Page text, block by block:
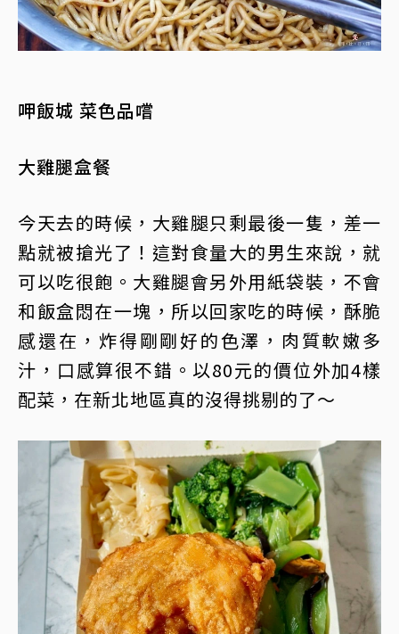
呷飯城 菜色品嚐
大雞腿盒餐
今天去的時候，大雞腿只剩最後一隻，差一
點就被搶光了！這對食量大的男生來說，就
可以吃很飽。大雞腿會另外用紙袋裝，不會
和飯盒悶在一塊，所以回家吃的時候，酥脆
感還在，炸得剛剛好的色澤，肉質軟嫩多
汁，口感算很不錯。以80元的價位外加4樣
配菜，在新北地區真的沒得挑剔的了～